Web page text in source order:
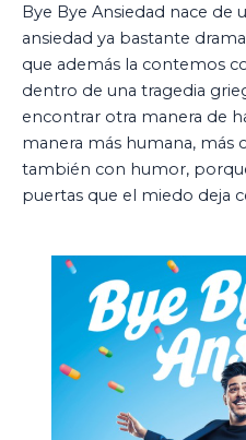
Bye Bye Ansiedad nace de
ansiedad ya bastante
que además la contemos
dentro de una tragedia
encontrar otra manera de
manera más humana, más
también con humor,
puertas que el miedo deja